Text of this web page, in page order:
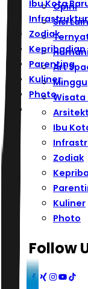
Ibu Kota
Infrastruktur
Zodiak
Kepribadian
Parenting
Kuliner
Photo
Opini
Sisi Lain
Art
Minggu
Wisata
Ibu
Zodiak
Kuliner
Photo
Follow